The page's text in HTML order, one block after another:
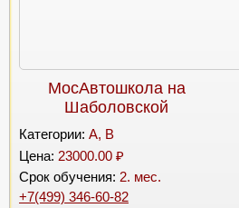
МосАвтошкола на
Шаболовской
Категории: A, B
Цена: 23000.00 ₽
Срок обучения: 2. мес.
+7(499) 346-60-82